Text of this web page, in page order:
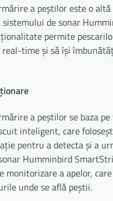
a peștilor este o
de sonar
permite
time și să își
a peștilor se baza
inteligent, care
pentru a detecta și a
Humminbird
monitorizare a apelor,
unde se află peștii.